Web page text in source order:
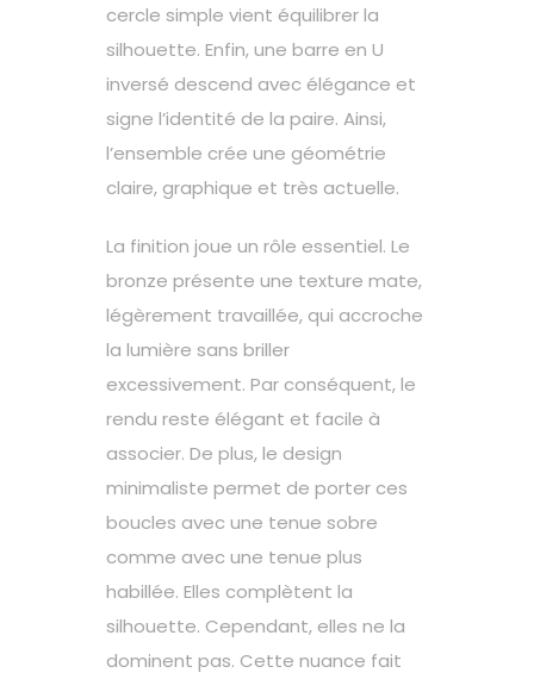
cercle simple vient équilibrer la
silhouette. Enfin, une barre en U
inversé descend avec élégance et
signe l’identité de la paire. Ainsi,
l’ensemble crée une géométrie
claire, graphique et très actuelle.
La finition joue un rôle essentiel. Le
bronze présente une texture mate,
légèrement travaillée, qui accroche
la lumière sans briller
excessivement. Par conséquent, le
rendu reste élégant et facile à
associer. De plus, le design
minimaliste permet de porter ces
boucles avec une tenue sobre
comme avec une tenue plus
habillée. Elles complètent la
silhouette. Cependant, elles ne la
dominent pas. Cette nuance fait